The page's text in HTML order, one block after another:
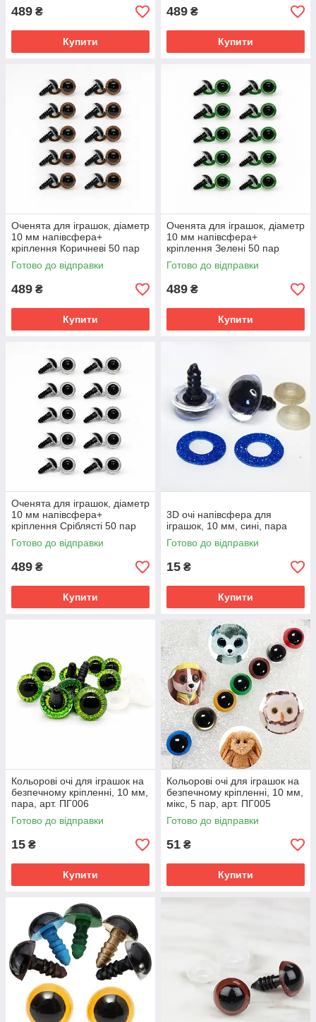
489 ₴
Купити
489 ₴
Купити
Оченята для іграшок, діаметр
10 мм напівсфера+
кріплення Коричневі 50 пар
Готово до відправки
489 ₴
Купити
Оченята для іграшок, діаметр
10 мм напівсфера+
кріплення Зелені 50 пар
Готово до відправки
489 ₴
Купити
Оченята для іграшок, діаметр
10 мм напівсфера+
кріплення Сріблясті 50 пар
Готово до відправки
489 ₴
Купити
3D очі напівсфера для
іграшок, 10 мм, сині, пара
Готово до відправки
15 ₴
Купити
Кольорові очі для іграшок на
безпечному кріпленні, 10 мм,
пара, арт. ПГ006
Готово до відправки
15 ₴
Купити
Кольорові очі для іграшок на
безпечному кріпленні, 10 мм,
мікс, 5 пар, арт. ПГ005
Готово до відправки
51 ₴
Купити